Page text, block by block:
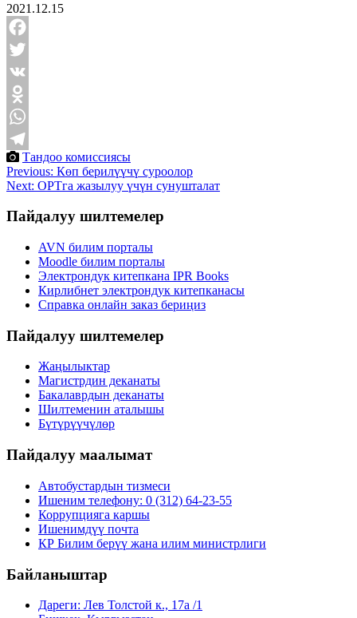
2021.12.15
Facebook
Twitter
VK
Odnoklassniki
WhatsApp
Telegram
Тандоо комиссиясы
Post
navigation
Previous: Көп берилүүчү суроолор
Next: ОРТга жазылуу үчүн сунушталат
Пайдалуу шилтемелер
AVN билим порталы
Moodle билим порталы
Электрондук китепкана IPR Books
Кирлибнет электрондук китепканасы
Справка онлайн заказ бериңиз
Пайдалуу шилтемелер
Жаңылыктар
Магистрдин деканаты
Бакалаврдын деканаты
Шилтеменин аталышы
Бүтүрүүчүлөр
Пайдалуу маалымат
Автобустардын тизмеси
Ишеним телефону: 0 (312) 64-23-55
Коррупцияга каршы
Ишенимдүү почта
КР Билим берүү жана илим министрлиги
Байланыштар
Дареги: Лев Толстой к., 17а /1